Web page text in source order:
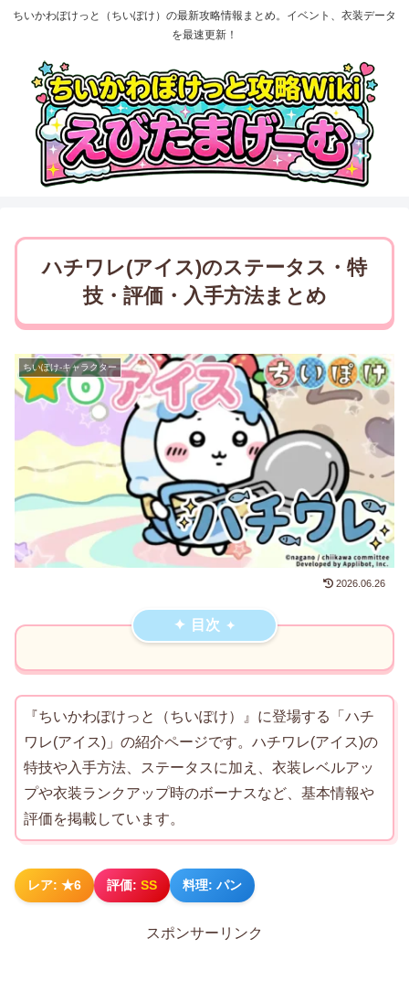
ちいかわぽけっと（ちいぽけ）の最新攻略情報まとめ。イベント、衣装データ
を最速更新！
ハチワレ(アイス)のステータス・特
技・評価・入手方法まとめ
ちいぽけ-キャラクター
2026.06.26
目次
『ちいかわぽけっと（ちいぽけ）』に登場する「ハチ
ワレ(アイス)」の紹介ページです。ハチワレ(アイス)の
特技や入手方法、ステータスに加え、衣装レベルアッ
プや衣装ランクアップ時のボーナスなど、基本情報や
評価を掲載しています。
レア: ★6 評価: SS 料理: パン
スポンサーリンク